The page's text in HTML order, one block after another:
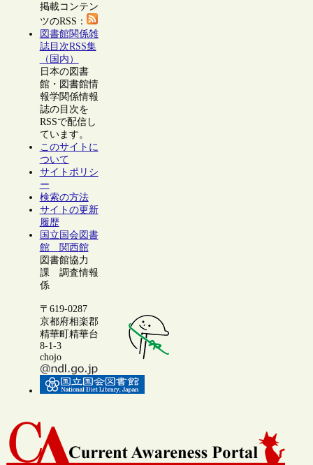
掲載コンテン
ツのRSS：
図書館関係雑
誌目次RSS集
（国内）
日本の図書
館・図書館情
報学関係情報
誌の目次を
RSSで配信し
ています。
このサイトに
ついて
サイトポリシ
ー
検索の方法
サイトの更新
履歴
国立国会図書
館 関西館
図書館協力
課 調査情報
係
〒619-0287
京都府相楽郡
精華町精華台
8-1-3
chojo